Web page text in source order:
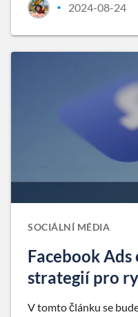
• 2024-08-24
SOCIÁLNÍ MÉDIA
Facebook Ads
strategií pro
V tomto článku se